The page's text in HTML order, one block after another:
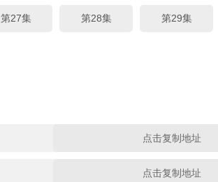
第27集 第28集 第29集
点击复制地址
点击复制地址